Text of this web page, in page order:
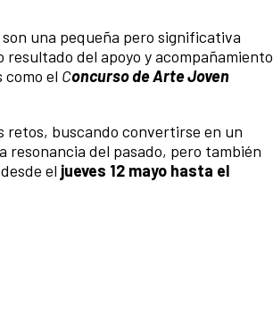
son una pequeña pero significativa
del apoyo y acompañamiento
el Concurso de Arte Joven
retos, buscando convertirse en un
del pasado, pero también
el jueves 12 mayo hasta el